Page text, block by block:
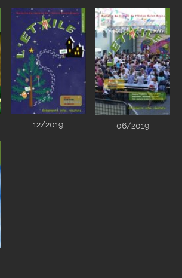
12/2019 06/2019